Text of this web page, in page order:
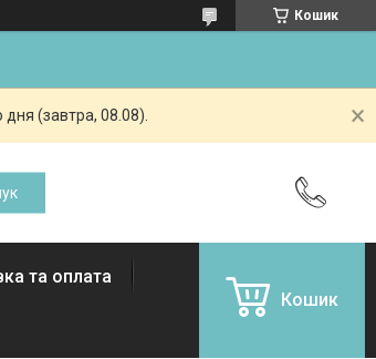
Кошик
(завтра, 08.08).
та оплата
Кошик